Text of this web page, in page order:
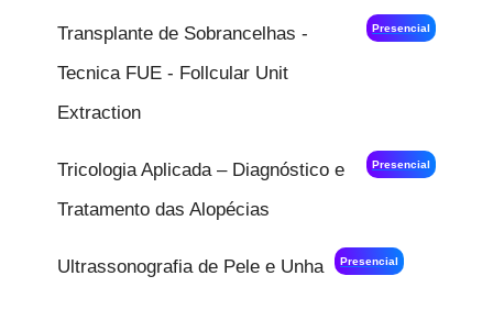
Transplante de Sobrancelhas -
Tecnica FUE - Follcular Unit
Extraction
Presencial
Tricologia Aplicada – Diagnóstico e
Tratamento das Alopécias
Presencial
Ultrassonografia de Pele e Unha Presencial